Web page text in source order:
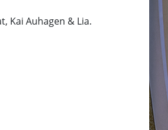
Kai Auhagen & Lia.